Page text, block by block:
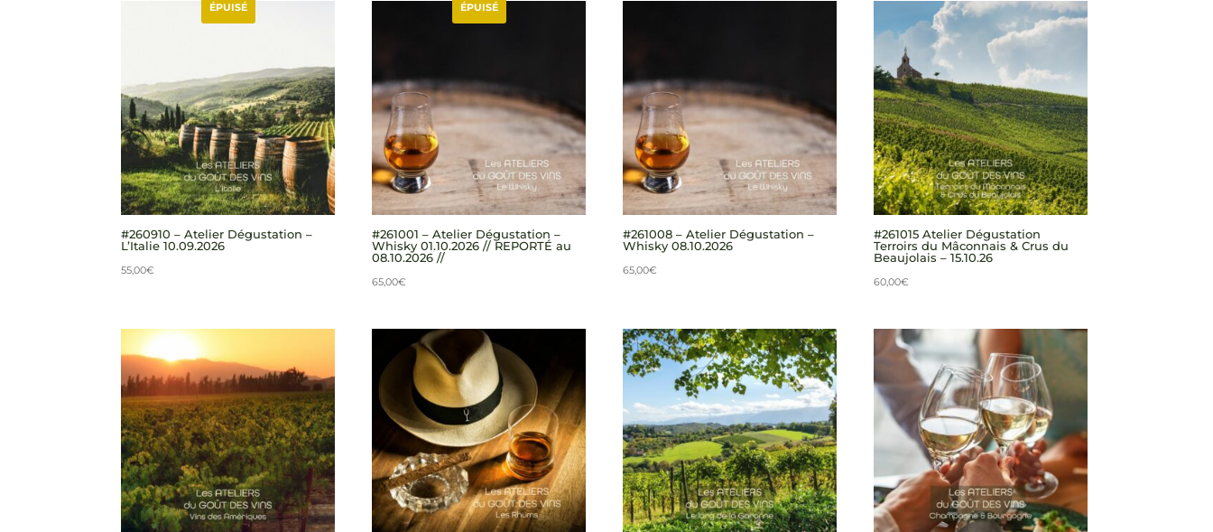
ÉPUISÉ
#260910 – Atelier Dégustation –
L’Italie 10.09.2026
55,00€
ÉPUISÉ
#261001 – Atelier Dégustation –
Whisky 01.10.2026 // REPORTÉ au
08.10.2026 //
65,00€
#261008 – Atelier Dégustation –
Whisky 08.10.2026
65,00€
#261015 Atelier Dégustation
Terroirs du Mâconnais & Crus du
Beaujolais – 15.10.26
60,00€